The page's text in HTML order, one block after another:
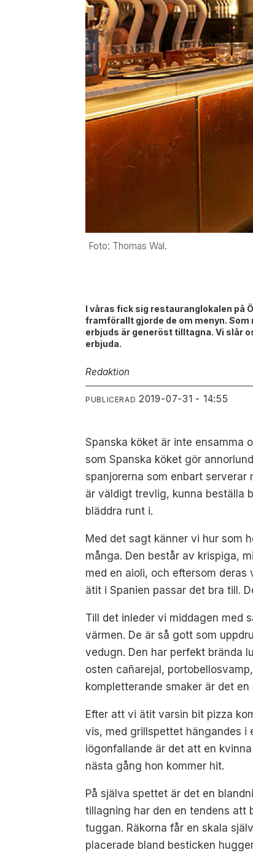
Foto: Thomas Wal.
I våras fick sig restauranglokalen på
framförallt gjorde de om menyn.
erbjuds är generöst tilltagna. Vi slår
erbjuda.
Redaktion
PUBLICERAD 2019-07-31 - 14:55
Spanska köket är inte ensamma
som Spanska köket gör
spanjorerna som enbart
är väldigt trevlig, kunna beställa
bläddra runt i.
Med det sagt känner vi hur som
många. Den består av krispiga,
med en aioli, och eftersom
ätit i Spanien passar det bra till.
Till det inleder vi middagen med
värmen. De är så gott som
vedugn. Den har perfekt brända
osten cañarejal,
kompletterande smaker är det
Efter att vi ätit varsin bit pizza
vis, med grillspettet hängandes i
iögonfallande är det att en
nästa gång hon kommer hit.
På själva spettet är det en
tillagning har den en tendens att
tuggan. Räkorna får en skala
placerade bland besticken